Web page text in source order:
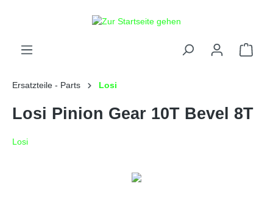
Ersatzteile - Parts Losi
Losi Pinion Gear 10T Bevel 8T
Losi